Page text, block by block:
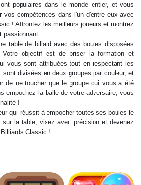
populaires dans le monde entier, et vous
vos compétences dans l'un d'entre eux avec
! Affrontez les meilleurs joueurs et montrez
passionnant.
table de billard avec des boules disposées
Votre objectif est de briser la formation et
vous sont attribuées tout en respectant les
sont divisées en deux groupes par couleur, et
de ne toucher que le groupe qui vous a été
empochez la balle de votre adversaire, vous
!
qui réussit à empocher toutes ses boules le
sur la table, visez avec précision et devenez
Classic !